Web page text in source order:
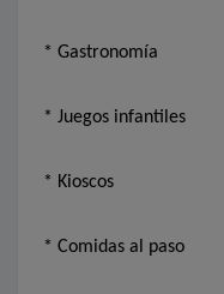
* Gastronomía
* Juegos infantiles
* Kioscos
* Comidas al paso